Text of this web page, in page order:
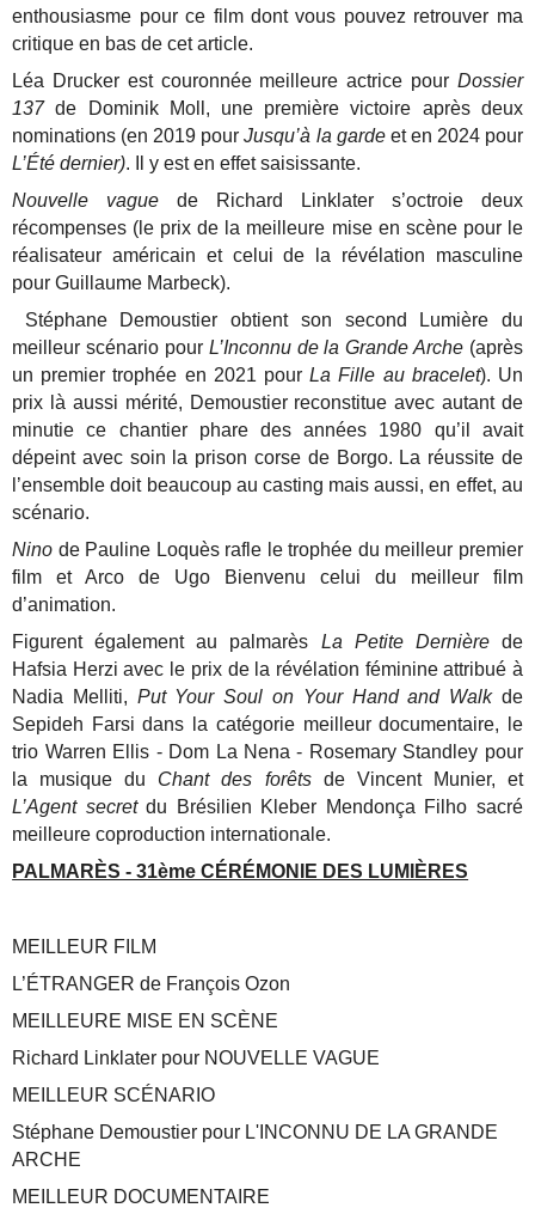
enthousiasme pour ce film dont vous pouvez retrouver ma
critique en bas de cet article.
Léa Drucker est couronnée meilleure actrice pour Dossier
137de Dominik Moll, une première victoire après deux
nominations (en 2019 pourJusqu’à la gardeet en 2024 pour
L’Été dernier). Il y est en effet saisissante.
Nouvelle vague de Richard Linklater s’octroie deux
récompenses (le prix de la meilleure mise en scène pour le
réalisateur américain et celui de la révélation masculine
pour Guillaume Marbeck).
Stéphane Demoustier obtient son second Lumière du
meilleur scénario pour L’Inconnu de la Grande Arche (après
un premier trophée en 2021 pourLa Fille au bracelet). Un
prix là aussi mérité, Demoustier reconstitue avec autant de
minutie ce chantier phare des années 1980 qu’il avait
dépeint avec soin la prison corse de Borgo. La réussite de
l’ensemble doit beaucoup au casting mais aussi, en effet, au
scénario.
Nino de Pauline Loquès rafle le trophée du meilleur premier
film et Arco de Ugo Bienvenu celui du meilleur film
d’animation.
Figurent également au palmarès La Petite Dernière de
Hafsia Herzi avec le prix de la révélation féminine attribué à
Nadia Melliti, Put Your Soul on Your Hand and Walkde
Sepideh Farsi dans la catégorie meilleur documentaire, le
trio Warren Ellis - Dom La Nena - Rosemary Standley pour
la musique du Chant des forêts de Vincent Munier, et
L’Agent secretdu Brésilien Kleber Mendonça Filho sacré
meilleure coproduction internationale.
PALMARÈS - 31ème CÉRÉMONIE DES LUMIÈRES
MEILLEUR FILM
L’ÉTRANGER de François Ozon
MEILLEURE MISE EN SCÈNE
Richard Linklater pour NOUVELLE VAGUE
MEILLEUR SCÉNARIO
Stéphane Demoustier pour L'INCONNU DE LA GRANDE
ARCHE
MEILLEUR DOCUMENTAIRE